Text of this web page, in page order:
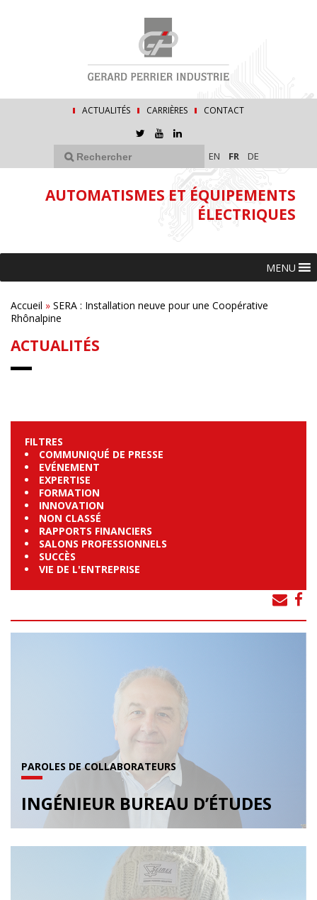
ACTUALITÉS CARRIÈRES CONTACT
EN FR DE
AUTOMATISMES ET ÉQUIPEMENTS
ÉLECTRIQUES
MENU
Accueil » SERA : Installation neuve pour une Coopérative
Rhônalpine
ACTUALITÉS
FILTRES
COMMUNIQUÉ DE PRESSE
EVÉNEMENT
EXPERTISE
FORMATION
INNOVATION
NON CLASSÉ
RAPPORTS FINANCIERS
SALONS PROFESSIONNELS
SUCCÈS
VIE DE L'ENTREPRISE
PAROLES DE COLLABORATEURS
INGÉNIEUR BUREAU D’ÉTUDES